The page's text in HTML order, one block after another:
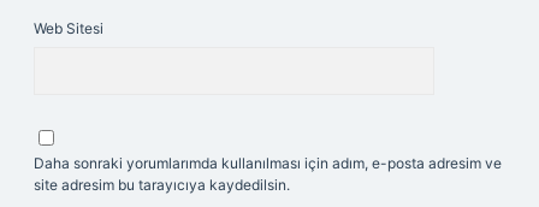
Web Sitesi
Daha sonraki yorumlarımda kullanılması için adım, e-posta adresim ve
site adresim bu tarayıcıya kaydedilsin.